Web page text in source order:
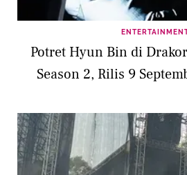
Potret Hyun Bin di
Season 2, Rilis 9